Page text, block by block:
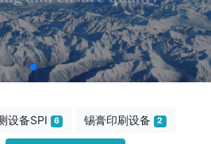
设备SPI 6 锡膏印刷设备 2